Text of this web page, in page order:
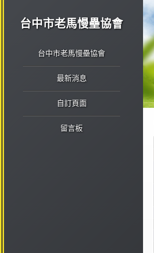
台中市老馬慢壘協會
台中市老馬慢壘協會
最新消息
自訂頁面
留言板